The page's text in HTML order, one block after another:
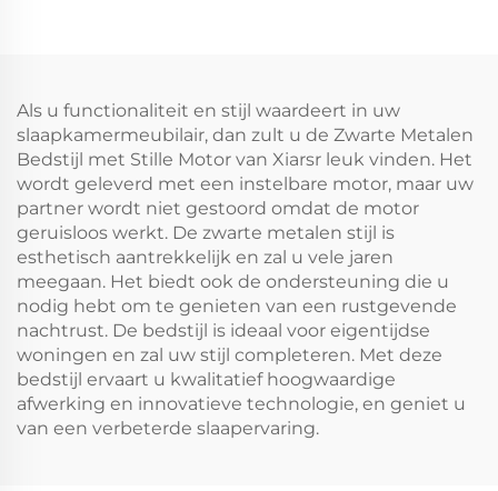
Als u functionaliteit en stijl waardeert in uw
slaapkamermeubilair, dan zult u de Zwarte Metalen
Bedstijl met Stille Motor van Xiarsr leuk vinden. Het
wordt geleverd met een instelbare motor, maar uw
partner wordt niet gestoord omdat de motor
geruisloos werkt. De zwarte metalen stijl is
esthetisch aantrekkelijk en zal u vele jaren
meegaan. Het biedt ook de ondersteuning die u
nodig hebt om te genieten van een rustgevende
nachtrust. De bedstijl is ideaal voor eigentijdse
woningen en zal uw stijl completeren. Met deze
bedstijl ervaart u kwalitatief hoogwaardige
afwerking en innovatieve technologie, en geniet u
van een verbeterde slaapervaring.